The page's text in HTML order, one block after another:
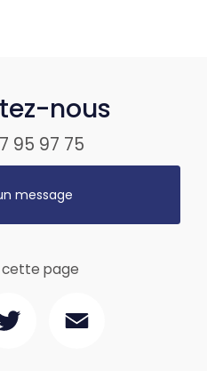
nous
95 97 75
message
page